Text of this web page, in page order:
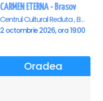
CARMEN ETERNA - Brasov
Centrul Cultural Reduta , Brasov
2 octombrie 2026, ora 19:00
Oradea